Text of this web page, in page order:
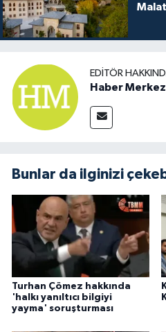
EDITÖR
Haber
Bunlar da ilginizi
Turhan Çömez hakkında
'halkı yanıltıcı bilgiyi
yayma' soruşturması